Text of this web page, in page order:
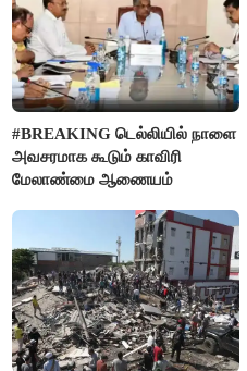
#BREAKING டெல்லியில் நாளை
அவசரமாக கூடும் காவிரி
மேலாண்மை ஆணையம்